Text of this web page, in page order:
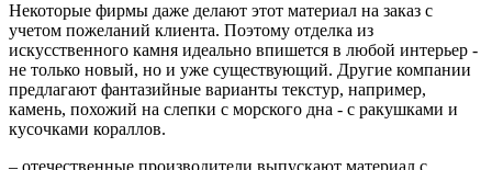
Некоторые фирмы даже делают этот материал на заказ с
учетом пожеланий клиента. Поэтому отделка из
искусственного камня идеально впишется в любой интерьер -
не только новый, но и уже существующий. Другие компании
предлагают фантазийные варианты текстур, например,
камень, похожий на слепки с морского дна - с ракушками и
кусочками кораллов.